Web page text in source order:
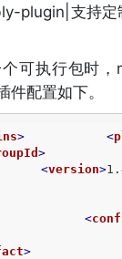
plugin|支持定
可执行包时
配置如下。
> <
>
<version>
<
>